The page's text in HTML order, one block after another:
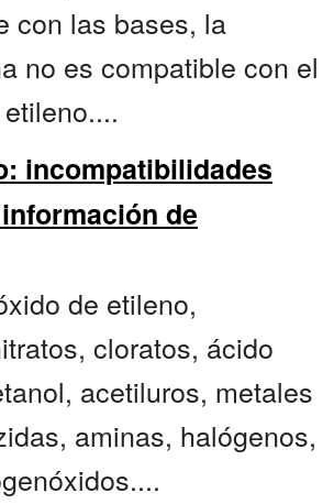
con las bases, la
no es compatible con el
incompatibilidades
de
de etileno,
cloratos, ácido
acetiluros, metales
aminas, halógenos,